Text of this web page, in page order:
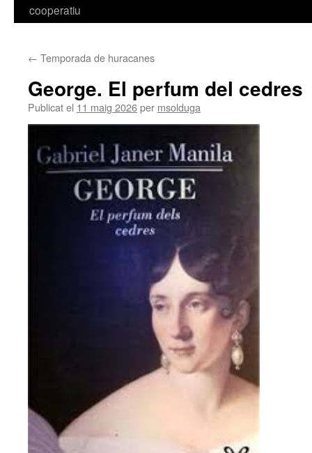
cooperatiu
← Temporada de huracanes
George. El perfum del cedres
Publicat el 11 maig 2026per msolduga